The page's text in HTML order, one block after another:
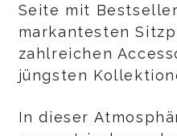
Seite mit
markantesten
zahlreichen
jüngsten
In dieser